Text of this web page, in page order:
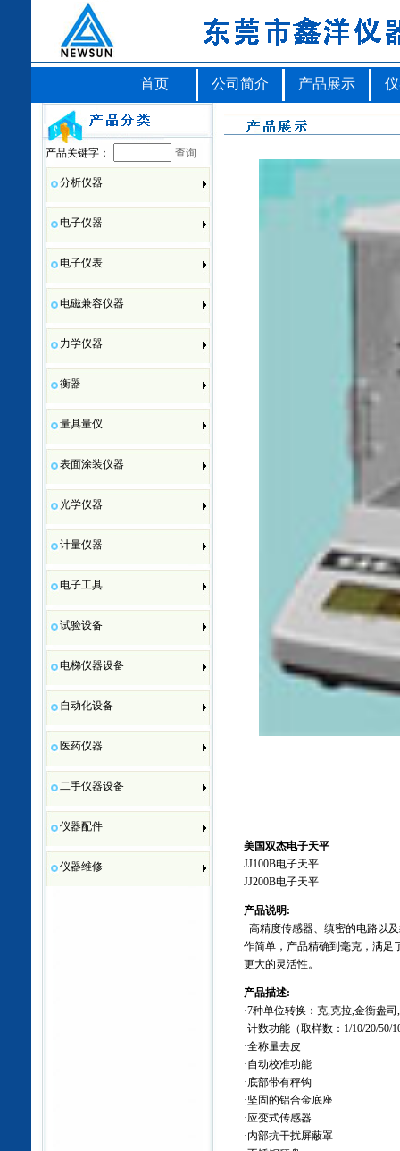
首页 公司简介 产品展示
产品关键字： 查询
分析仪器
电子仪器
电子仪表
电磁兼容仪器
力学仪器
衡器
量具量仪
表面涂装仪器
光学仪器
计量仪器
电子工具
试验设备
电梯仪器设备
自动化设备
医药仪器
二手仪器设备
仪器配件
仪器维修
美国双杰电子天平
JJ100B电子天平
JJ200B电子天平
产品说明 :
高精度传感器、缜密的电路以
作简单，产品精确到毫克，满足
更大的灵活性。
产品描述:
·7种单位转换：克,克拉,金衡盎司 ,
·计数功能（取样数： 1/10/20/50/
·全称量去皮
·自动校准功能
·底部带有秤钩
·坚固的铝合金底座
·应变式传感器
·内部抗干扰屏蔽罩